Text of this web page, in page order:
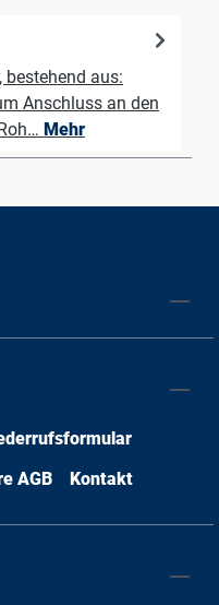
bestehend aus:
Anschluss an den
Mehr
AGB Kontakt